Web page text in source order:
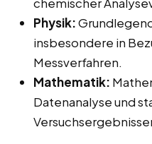
Physik:
insbesondere in
Messverfahren.
Mathematik:
Datenanalyse und